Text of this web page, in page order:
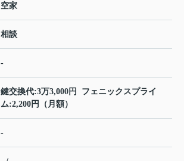
空家
相談
-
鍵交換代:3万3,000円 フェニックスプライ
ム:2,200円（月額）
-